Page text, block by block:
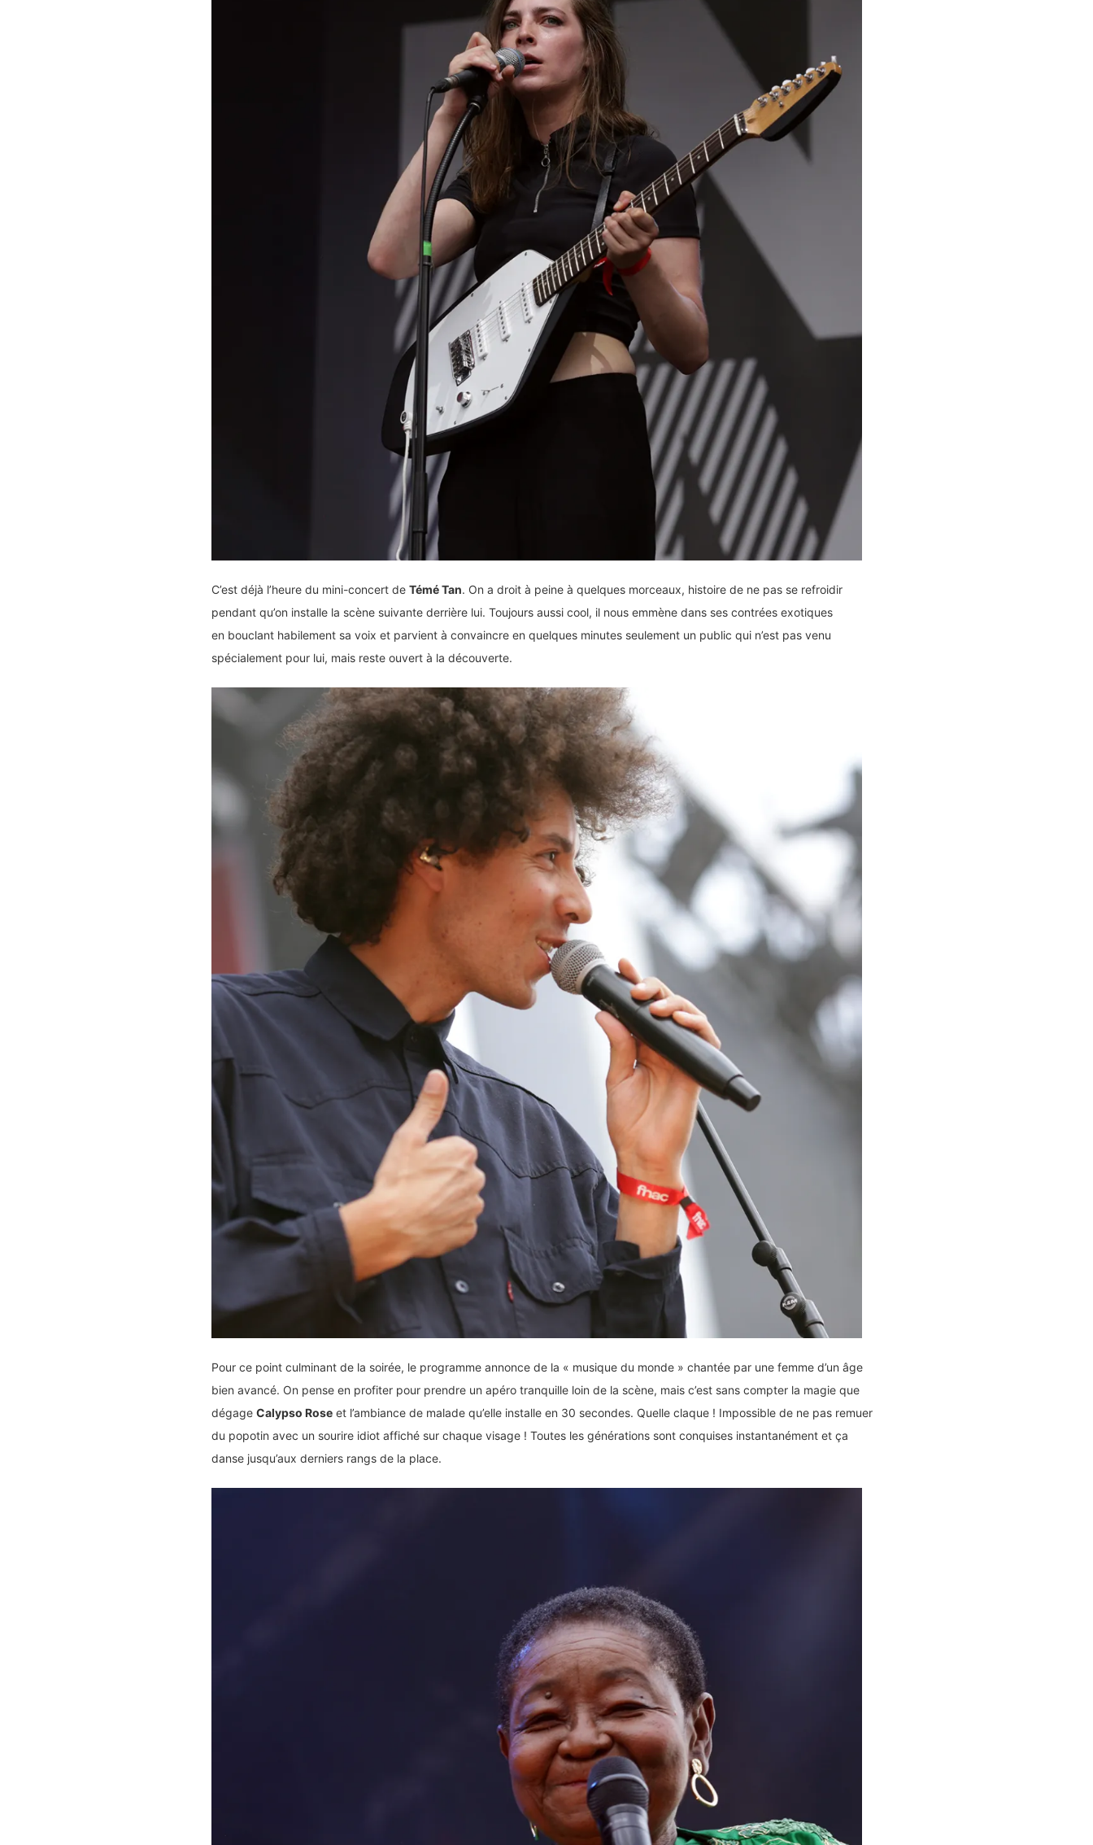
C’est déjà l’heure du mini-concert de Témé Tan. On a droit à peine à quelques morceaux, histoire de ne pas se refroidir
pendant qu’on installe la scène suivante derrière lui. Toujours aussi cool, il nous emmène dans ses contrées exotiques
en bouclant habilement sa voix et parvient à convaincre en quelques minutes seulement un public qui n’est pas venu
spécialement pour lui, mais reste ouvert à la découverte.
Pour ce point culminant de la soirée, le programme annonce de la « musique du monde » chantée par une femme d’un âge
bien avancé. On pense en profiter pour prendre un apéro tranquille loin de la scène, mais c’est sans compter la magie que
dégage Calypso Roseet l’ambiance de malade qu’elle installe en 30 secondes. Quelle claque ! Impossible de ne pas remuer
du popotin avec un sourire idiot affiché sur chaque visage ! Toutes les générations sont conquises instantanément et ça
danse jusqu’aux derniers rangs de la place.